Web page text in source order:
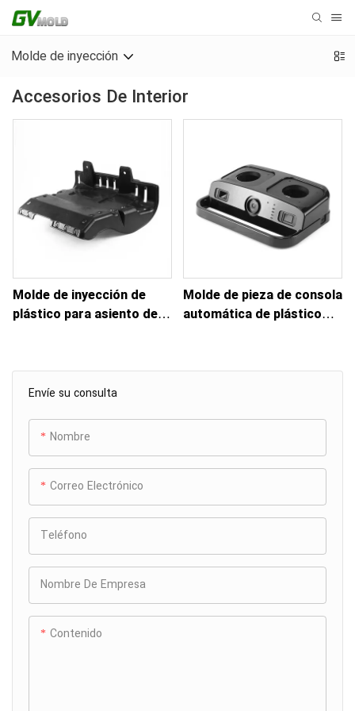
Molde de inyección
Accesorios De Interior
Envíe su consulta
Nombre
Correo Electrónico
Teléfono
Nombre De Empresa
Contenido
Molde de inyección de
plástico para asiento de
Molde de pieza de consola
automática de plástico